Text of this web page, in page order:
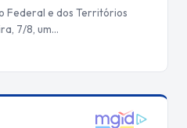
Federal e dos Territórios
7/8, um…